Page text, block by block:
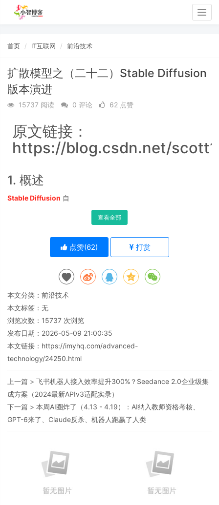
首页 IT互联网 前沿技术
扩散模型之（二十二）Stable Diffusion
版本演进
15737 阅读 0 评论 62 点赞
原文链接：
https://blog.csdn.net/
1. 概述
Stable Diffusion 自
查看全部
点赞(62) 打赏
本文分类： 前沿技术
本文标签：无
浏览次数： 15737 次浏览
发布日期：2026-05-09 21:00:35
本文链接： https://imyhq.com/advanced-
technology/24250.html
上一篇 > 飞书机器人接入效率提升300%？Seedance 2.0企业级集
成方案（2024最新APIv3适配实录）
下一篇 > 本周AI圈炸了（4.13 - 4.19）：AI纳入教师资格考核、
GPT-6来了、Claude反杀、机器人跑赢了人类